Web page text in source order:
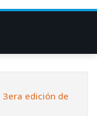
3era edición de